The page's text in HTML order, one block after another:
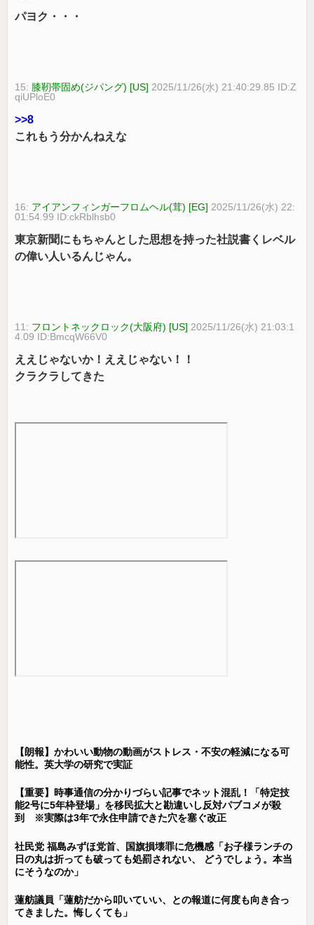
パヨク・・・
15: 膝靭帯固め(ジパング) [US] 2025/11/26(水) 21:40:29.85 ID:Z
qiUPloE0
>>8
これもう分かんねえな
16: アイアンフィンガーフロムヘル(茸) [EG] 2025/11/26(水) 22:
01:54.99 ID:ckRblhsb0
東京新聞にもちゃんとした思想を持った社説書くレベル
の偉い人いるんじゃん。
11: フロントネックロック(大阪府) [US] 2025/11/26(水) 21:03:1
4.09 ID:BmcqW66V0
ええじゃないか！ええじゃない！！
クラクラしてきた
【朗報】かわいい動物の動画がストレス・不安の軽減になる可
能性。英大学の研究で実証
【重要】時事通信の分かりづらい記事でネット混乱！「特定技
能2号に5年枠登場」を移民拡大と勘違いし反対パブコメが殺
到 ※実際は3年で永住申請できた穴を塞ぐ改正
社民党 福島みずほ党首、国旗損壊罪に危機感「お子様ランチの
日の丸は折っても破っても処罰されない、 どうでしょう。本当
にそうなのか」
蓮舫議員「蓮舫だから叩いていい、との報道に何度も向き合っ
てきました。悔しくても」